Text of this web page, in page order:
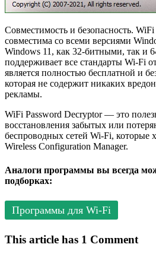
Совместимость и безопасность.
совместима со всеми версиями
Windows 11, как 32-битными, так и
поддерживает все стандарты Wi-Fi
является полностью бесплатной и
которая не содержит никаких
рекламы.
WiFi Password Decryptor — это
восстановления забытых или
беспроводных сетей Wi-Fi, которые
Wireless Configuration Manager.
Аналоги программы вы всегда
подборках:
Программы для Wi-Fi
This article has 1 Comment